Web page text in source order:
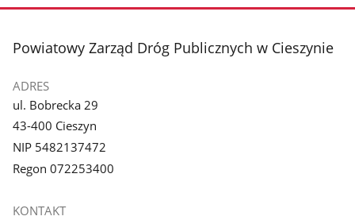
stopka
Powiatowy Zarząd Dróg Publicznych w Cieszynie
ADRES
ul. Bobrecka 29
43-400 Cieszyn
NIP 5482137472
Regon 072253400
KONTAKT